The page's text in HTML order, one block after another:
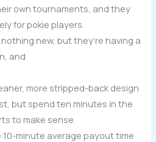
own tournaments, and they
for pokie players.
new, but they’re having a
and
more stripped-back design
but spend ten minutes in the
to make sense.
minute average payout time